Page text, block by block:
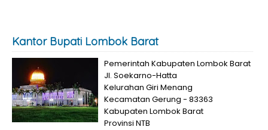
Kantor Bupati Lombok Barat
Pemerintah Kabupaten Lombok Barat
Jl. Soekarno-Hatta
Kelurahan Giri Menang
Kecamatan Gerung - 83363
Kabupaten Lombok Barat
Provinsi NTB